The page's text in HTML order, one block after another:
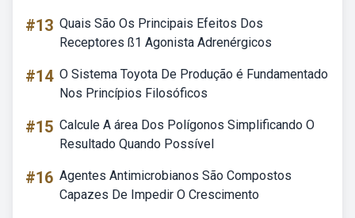
#13 Quais São Os Principais Efeitos Dos
Receptores ß1 Agonista Adrenérgicos
#14 O Sistema Toyota De Produção é Fundamentado
Nos Princípios Filosóficos
#15 Calcule A área Dos Polígonos Simplificando O
Resultado Quando Possível
#16 Agentes Antimicrobianos São Compostos
Capazes De Impedir O Crescimento